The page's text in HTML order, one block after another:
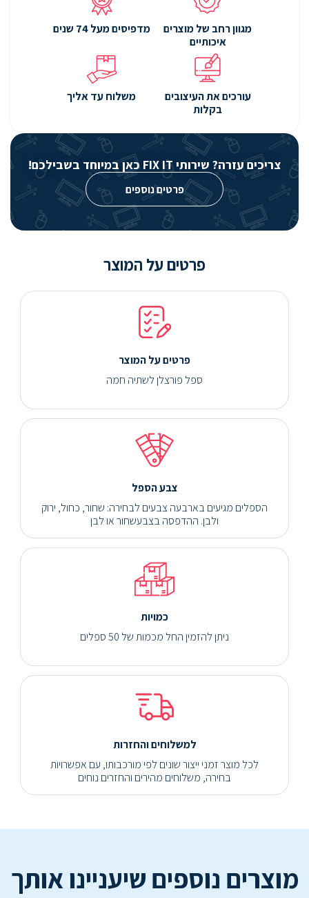
מגוון רחב של מוצרים
איכותיים
מדפיסים מעל 74 שנים
עורכים את העיצובים
בקלות
משלוח עד אליך
צריכים עזרה? שירותי FIX IT כאן במיוחד בשבילכם!
פרטים נוספים
פרטים על המוצר
פרטים על המוצר
ספל פורצלן לשתיה חמה
צבע הספל
הספלים מגיעים בארבעה צבעים לבחירה: שחור, כחול, ירוק
ולבן. ההדפסה בצבעשחור או לבן
כמויות
ניתן להזמין החל מכמות של 50 ספלים
למשלוחים והחזרות
לכל מוצר זמני ייצור שונים לפי מורכבותו, עם אפשרויות
בחירה, משלוחים מהירים והחזרים נוחים
מוצרים נוספים שיעניינו אותך